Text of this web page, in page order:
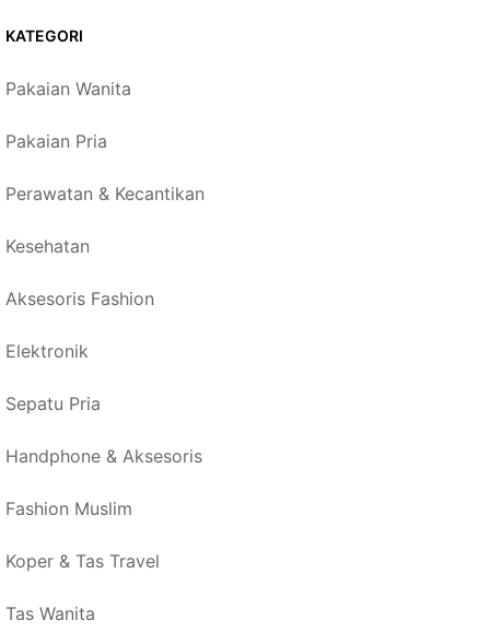
KATEGORI
Pakaian Wanita
Pakaian Pria
Perawatan & Kecantikan
Kesehatan
Aksesoris Fashion
Elektronik
Sepatu Pria
Handphone & Aksesoris
Fashion Muslim
Koper & Tas Travel
Tas Wanita